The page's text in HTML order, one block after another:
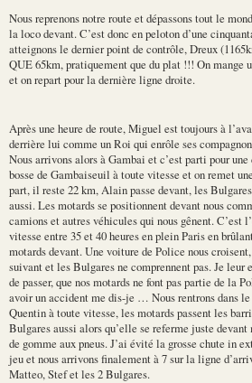
Nous reprenons notre route et dépassons tout le
la loco devant. C’est donc en peloton d’une
atteignons le dernier point de contrôle, Dreux
QUE 65km, pratiquement que du plat !!! On mange
et on repart pour la dernière ligne droite.
Après une heure de route, Miguel est toujours à
derrière lui comme un Roi qui enrôle ses
Nous arrivons alors à Gambai et c’est parti pour
bosse de Gambaiseuil à toute vitesse et on remet
part, il reste 22 km, Alain passe devant, les
aussi. Les motards se positionnent devant nous
camions et autres véhicules qui nous gênent. C’est
vitesse entre 35 et 40 heures en plein Paris en
motards devant. Une voiture de Police nous
suivant et les Bulgares ne comprennent pas. Je leur
de passer, que nos motards ne font pas partie de la
avoir un accident me dis-je … Nous rentrons dans
Quentin à toute vitesse, les motards passent les
Bulgares aussi alors qu’elle se referme juste
de gomme aux pneus. J’ai évité la grosse chute in
jeu et nous arrivons finalement à 7 sur la ligne
Matteo, Stef et les 2 Bulgares.